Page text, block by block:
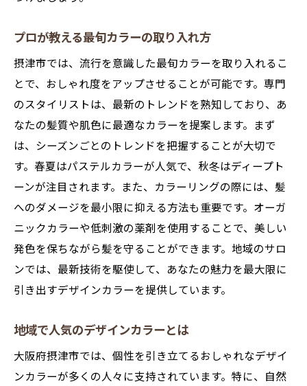
自分らしさを引き立てるカラー選び
摂津市で話題の新しい色合い
カラーの変化で気分も一新
新しい自分に出会うためのカラー提案
地域で人気のスタイルを探る
摂津市でのカラーチェンジ体験談
おしゃれに磨きをかけるカラーテクニック
サロン体験で得られるメリット
おしゃれ心をくすぐるカラー提案
地域ならではの体験を活かす
融合
プロが教える最旬カラーの取り入れ方
摂津市では、流行を意識した最旬カラーを取り入れるこ
とで、おしゃれ度をアップさせることが可能です。専門
のスタイリストは、最新のトレンドを熟知しており、あ
なたの髪質や肌色に最適なカラーを提案します。まず
は、シーズンごとのトレンドを把握することが大切で
す。春夏はパステルカラーが人気で、秋冬はディープト
ーンが注目されます。また、カラーリングの際には、髪
へのダメージを最小限に抑える方法も重要です。オーガ
ニックカラーや低刺激の薬剤を使用することで、美しい
発色を保ちながら髪を守ることができます。地域のサロ
ンでは、最新技術を駆使して、あなたの魅力を最大限に
引き出すデザインカラーを提供しています。
地域で人気のデザインカラーとは
大阪府摂津市では、個性を引き立てるおしゃれなデザイ
ンカラーが多くの人々に支持されています。特に、自然